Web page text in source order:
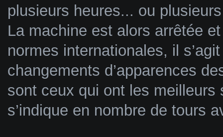
plusieurs heures... ou
La machine est alors arrêtée
normes internationales, il
changements d’apparences
sont ceux qui ont les meilleurs
s’indique en nombre de tours